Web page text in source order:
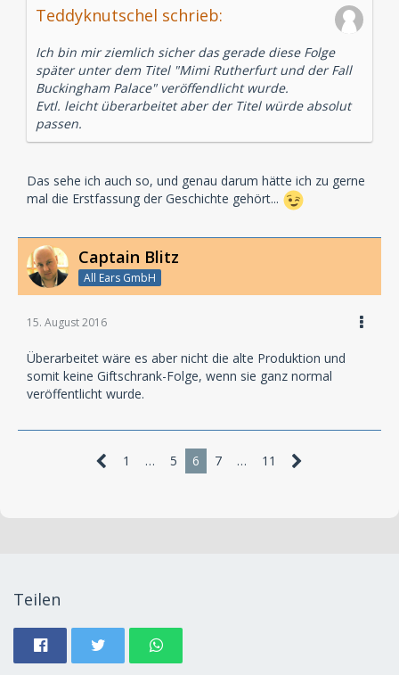
Teddyknutschel schrieb:
Ich bin mir ziemlich sicher das gerade diese Folge
später unter dem Titel "Mimi Rutherfurt und der Fall
Buckingham Palace" veröffendlicht wurde.
Evtl. leicht überarbeitet aber der Titel würde absolut
passen.
Das sehe ich auch so, und genau darum hätte ich zu gerne
mal die Erstfassung der Geschichte gehört...
Captain Blitz
All Ears GmbH
15. August 2016
Überarbeitet wäre es aber nicht die alte Produktion und
somit keine Giftschrank-Folge, wenn sie ganz normal
veröffentlicht wurde.
1 … 5 6 7 … 11
Teilen